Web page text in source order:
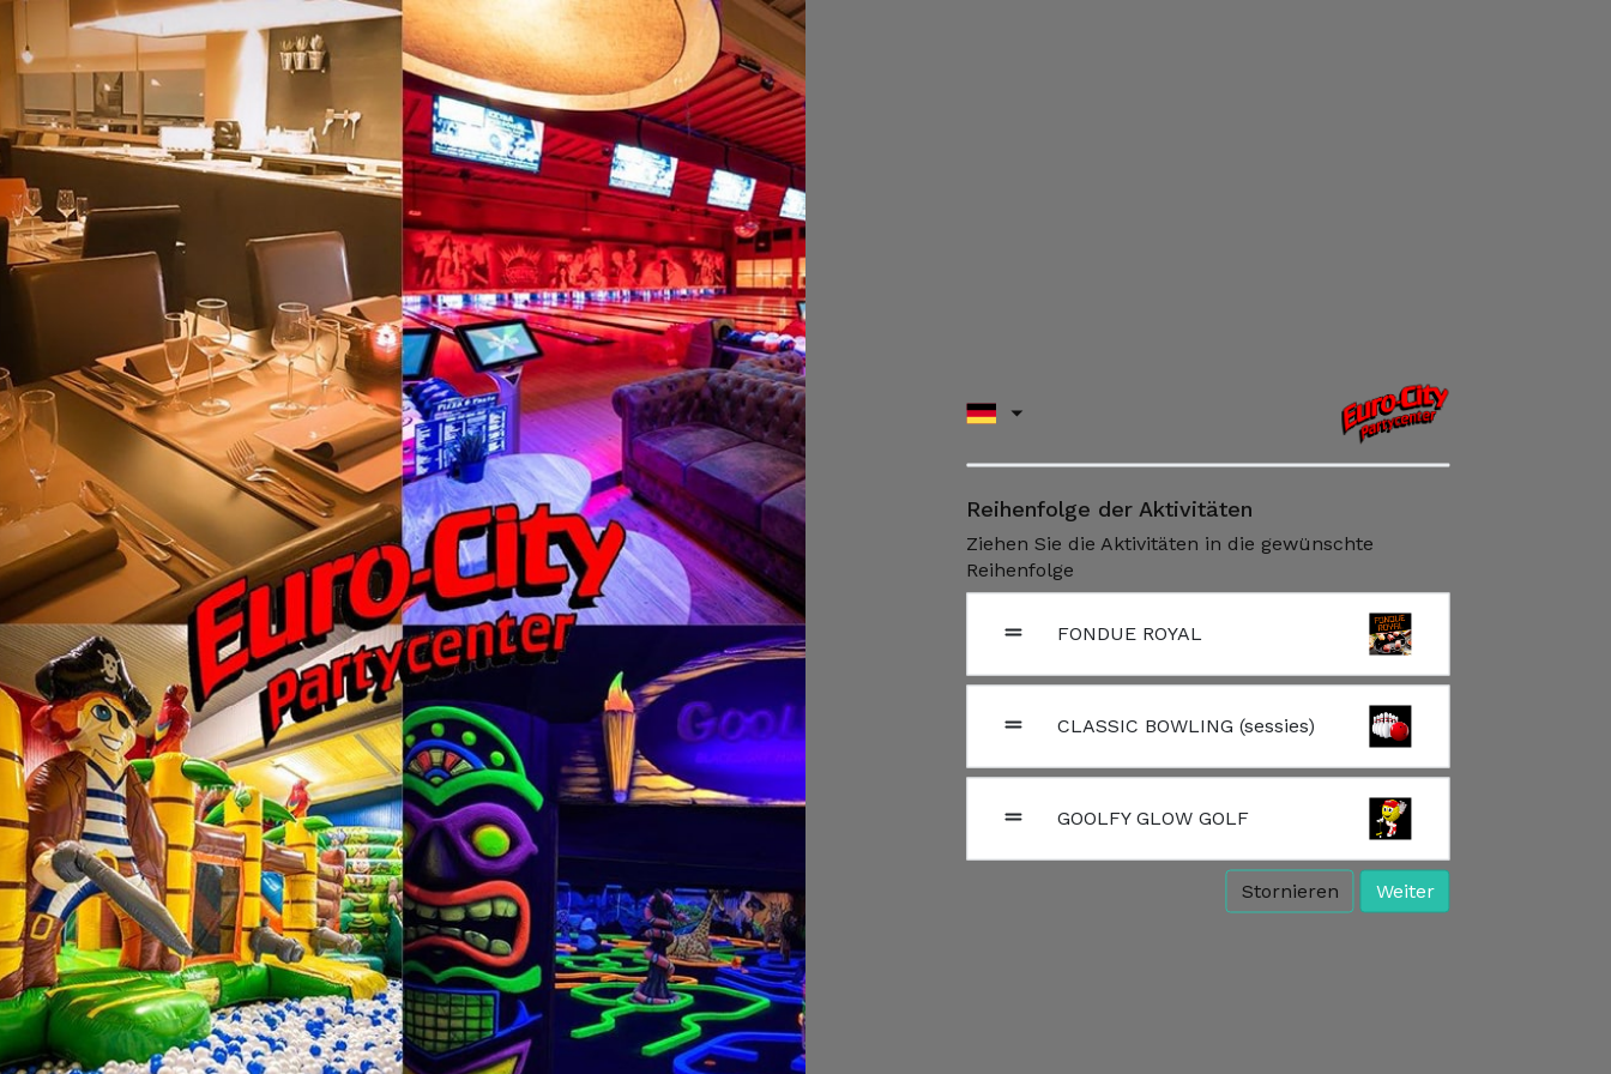
Reihenfolge der Aktivitäten
Ziehen Sie die Aktivitäten in die gewünschte
Reihenfolge
FONDUE ROYAL
CLASSIC BOWLING (sessies)
GOOLFY GLOW GOLF
Stornieren Weiter